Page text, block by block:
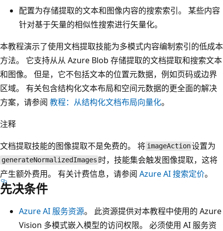
配置为存储提取的文本和图像内容的搜索索引。 某些内容
针对基于矢量的相似性搜索进行矢量化。
本教程演示了使用文档提取技能为多模式内容编制索引的低成本
方法。 它支持从从 Azure Blob 存储提取的文档提取和搜索文本
和图像。 但是，它不包括文本的位置元数据，例如页码或边界
区域。 有关包含结构化文本布局和空间元数据的更全面的解决
方案，请参阅 教程：从结构化文档布局向量化。
注释
文档提取技能的图像提取不是免费的。 将 imageAction设置为
generateNormalizedImages 时，技能集会触发图像提取，这将
产生额外费用。 有关计费信息，请参阅 Azure AI 搜索定价。
先决条件
Azure AI 服务资源。 此资源提供对本教程中使用的 Azure
Vision 多模式嵌入模型的访问权限。 必须使用 AI 服务资